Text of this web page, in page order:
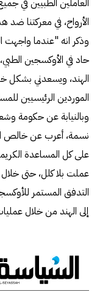
العاملين الطبيين في
الأرواح، في معركتنا ضد
وذكر انه "عندما واجهت
حاد في الأوكسجين
الهند، ويسعدني بشكل
الموردين الرئيسيين
نسمة، أعرب عن خالص
على كل المساعدة
عملت بلا كلل، حتى
التدفق المستمر
إلى الهند من خلال